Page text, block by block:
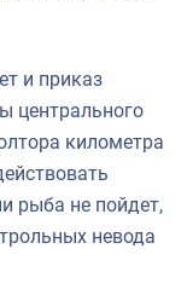
и приказ
центрального
километра
рыба не пойдет,
невода